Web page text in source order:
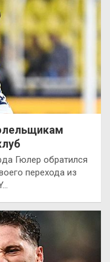
Гюлер обратился
перехода из